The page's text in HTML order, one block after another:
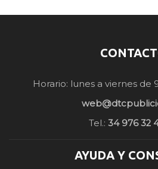
Horario: lunes a viernes de
Tel.: 34 976 32
AYUDA Y